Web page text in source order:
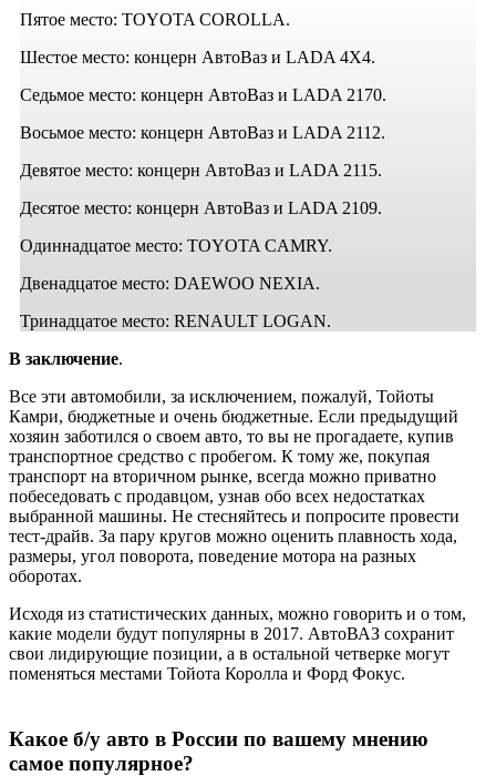
Пятое место: TOYOTA COROLLA.
Шестое место: концерн АвтоВаз и LADA 4X4.
Седьмое место: концерн АвтоВаз и LADA 2170.
Восьмое место: концерн АвтоВаз и LADA 2112.
Девятое место: концерн АвтоВаз и LADA 2115.
Десятое место: концерн АвтоВаз и LADA 2109.
Одиннадцатое место: TOYOTA CAMRY.
Двенадцатое место: DAEWOO NEXIA.
Тринадцатое место: RENAULT LOGAN.
В заключение.
Все эти автомобили, за исключением, пожалуй, Тойоты
Камри, бюджетные и очень бюджетные. Если предыдущий
хозяин заботился о своем авто, то вы не прогадаете, купив
транспортное средство с пробегом. К тому же, покупая
транспорт на вторичном рынке, всегда можно приватно
побеседовать с продавцом, узнав обо всех недостатках
выбранной машины. Не стесняйтесь и попросите провести
тест-драйв. За пару кругов можно оценить плавность хода,
размеры, угол поворота, поведение мотора на разных
оборотах.
Исходя из статистических данных, можно говорить и о том,
какие модели будут популярны в 2017. АвтоВАЗ сохранит
свои лидирующие позиции, а в остальной четверке могут
поменяться местами Тойота Королла и Форд Фокус.
Какое б/у авто в России по вашему мнению
самое популярное?